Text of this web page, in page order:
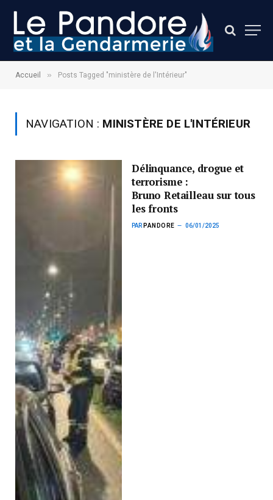
Accueil » Posts Tagged "ministère de l'Intérieur"
NAVIGATION : MINISTÈRE DE L'INTÉRIEUR
Délinquance, drogue et
terrorisme :
Bruno Retailleau sur tous
les fronts
PAR PANDORE 06/01/2025